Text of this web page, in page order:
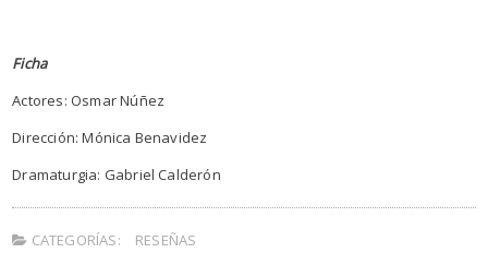
Ficha
Actores: Osmar Núñez
Dirección: Mónica Benavidez
Dramaturgia: Gabriel Calderón
CATEGORÍAS: RESEÑAS